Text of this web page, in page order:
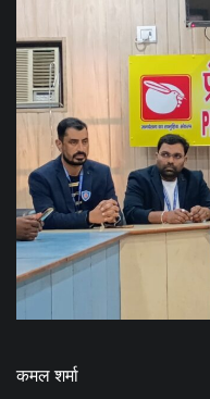
कमल शर्मा